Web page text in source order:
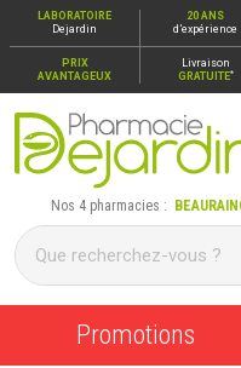
LABORATOIRE
Dejardin
20 ANS
d’expérience
PRIX
AVANTAGEUX
Livraison
GRATUITE*
Pharmacie Dejardin Nos
Nos 4 pharmacies :
Promotions